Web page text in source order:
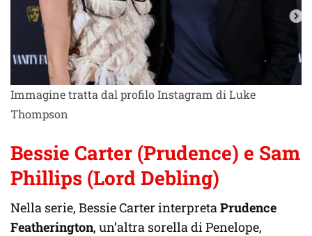
Immagine tratta dal profilo Instagram di Luke
Thompson
Bessie Carter (Prudence) e Sam
Phillips (Lord Debling)
Nella serie, Bessie Carter interpreta Prudence
Featherington, un’altra sorella di Penelope,